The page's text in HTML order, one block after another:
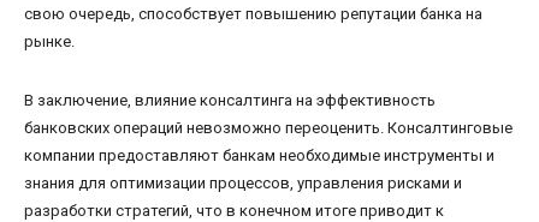
свою очередь, способствует повышению репутации банка на
рынке.
В заключение, влияние консалтинга на эффективность
банковских операций невозможно переоценить. Консалтинговые
компании предоставляют банкам необходимые инструменты и
знания для оптимизации процессов, управления рисками и
разработки стратегий, что в конечном итоге приводит к